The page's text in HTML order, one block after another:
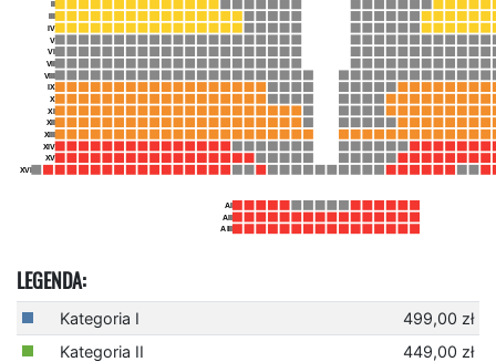
LEGENDA:
Kategoria I
499,00 zł
Kategoria II
449,00 zł